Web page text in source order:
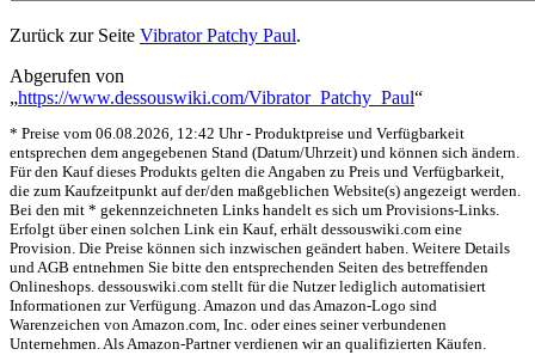
Zurück zur Seite Vibrator Patchy Paul.
Abgerufen von
„https://www.dessouswiki.com/Vibrator_Patchy_Paul“
* Preise vom 06.08.2026, 12:42 Uhr - Produktpreise und Verfügbarkeit
entsprechen dem angegebenen Stand (Datum/Uhrzeit) und können sich ändern.
Für den Kauf dieses Produkts gelten die Angaben zu Preis und Verfügbarkeit,
die zum Kaufzeitpunkt auf der/den maßgeblichen Website(s) angezeigt werden.
Bei den mit * gekennzeichneten Links handelt es sich um Provisions-Links.
Erfolgt über einen solchen Link ein Kauf, erhält dessouswiki.com eine
Provision. Die Preise können sich inzwischen geändert haben. Weitere Details
und AGB entnehmen Sie bitte den entsprechenden Seiten des betreffenden
Onlineshops. dessouswiki.com stellt für die Nutzer lediglich automatisiert
Informationen zur Verfügung. Amazon und das Amazon-Logo sind
Warenzeichen von Amazon.com, Inc. oder eines seiner verbundenen
Unternehmen. Als Amazon-Partner verdienen wir an qualifizierten Käufen.